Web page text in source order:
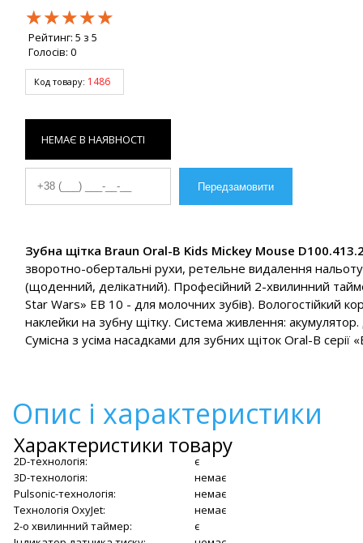
★★★★★
★★★★★
★★★★★
Рейтинг: 5 з 5
Голосів: 0
Код товару: 1486
НЕМАЄ В НАЯВНОСТІ
Зубна щітка Braun Oral-B Kids Mickey Mouse
зворотно-обертальні рухи, ретельне видалення
(щоденний, делікатний). Професійний 2-хвилинний
Star Wars» EB 10 - для молочних зубів). Вологостійкий
наклейки на зубну щітку. Система живлення: акумулятор.
Сумісна з усіма насадками для зубних щіток Oral-B серії
Опис і характеристики
Характеристики товару
2D-технологія:
є
3D-технологія:
немає
Pulsonic-технологія:
немає
Технологія OxyJet:
немає
2-о хвилинний таймер:
є